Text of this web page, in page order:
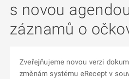
s novou
záznamů o
Zveřejňujeme novou verzi
změnám systému eRecept v